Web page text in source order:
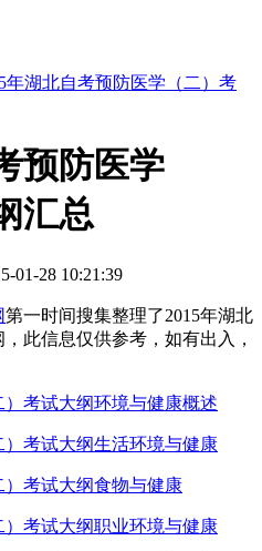
年湖北自考预防医学（二）考
预防医学
汇总
01-28 10:21:39
第一时间搜集整理了2015年湖北
此信息仅供参考，如有出入，
考试大纲环境与健康概述
）考试大纲生活环境与健康
）考试大纲食物与健康
）考试大纲职业环境与健康